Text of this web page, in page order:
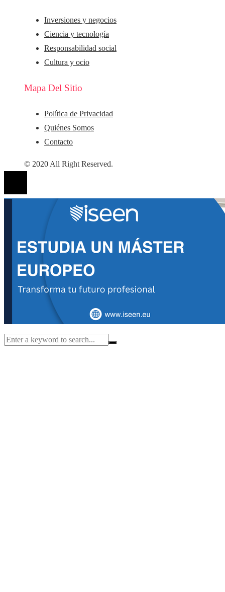
Inversiones y negocios
Ciencia y tecnología
Responsabilidad social
Cultura y ocio
Mapa Del Sitio
Política de Privacidad
Quiénes Somos
Contacto
© 2020 All Right Reserved.